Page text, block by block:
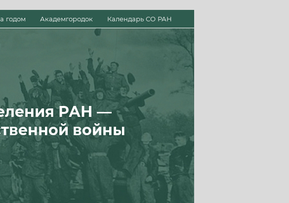
годом Академгородок Календарь СО РАН
РАН —
войны